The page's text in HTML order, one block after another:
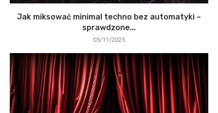
Jak miksować minimal techno bez automatyki –
sprawdzone...
05/11/2025